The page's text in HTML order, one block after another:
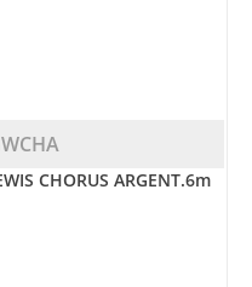
CHORUS ARGENT.6m